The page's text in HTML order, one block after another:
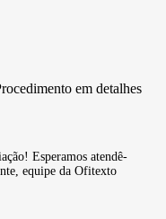
em detalhes
Esperamos atendê-
equipe da Ofitexto